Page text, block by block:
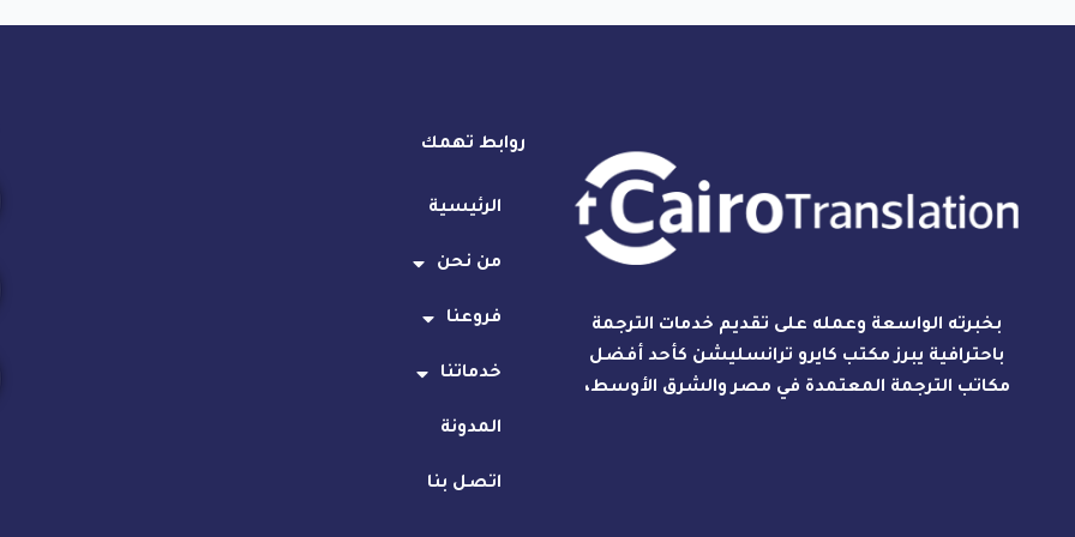
بخبرته الواسعة وعمله على تقديم خدمات الترجمة
باحترافية يبرز مكتب كايرو ترانسليشن كأحد أفضل
مكاتب الترجمة المعتمدة في مصر والشرق الأوسط،
روابط تهمك
الرئيسية
من نحن
فروعنا
خدماتنا
المدونة
اتصل بنا